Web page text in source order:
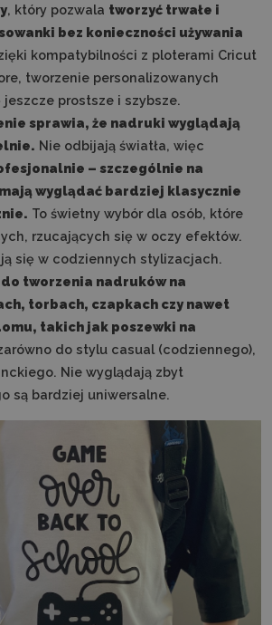
, który pozwala tworzyć trwałe i
bez konieczności używania
kompatybilności z ploterami Cricut
tworzenie personalizowanych
prostsze i szybsze.
sprawia, że nadruki wyglądają
Nie odbijają światła, więc
– szczególnie na
wyglądać bardziej klasycznie
To świetny wybór dla osób, które
rzucających się w oczy efektów.
się w codziennych stylizacjach.
do tworzenia nadruków na
torbach, czapkach czy nawet
takich jak poszewki na
do stylu casual (codziennego),
Nie wyglądają zbyt
są bardziej uniwersalne.